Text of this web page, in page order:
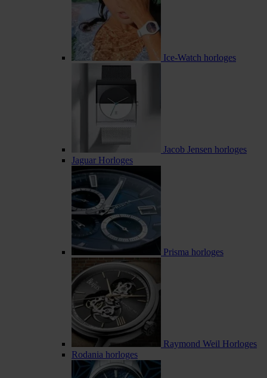
Ice-Watch horloges
Jacob Jensen horloges
Jaguar Horloges
Prisma horloges
Raymond Weil Horloges
Rodania horloges